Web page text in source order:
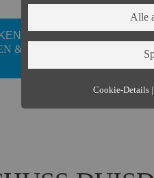
&
Name:
Cookie
Cookie-Details |